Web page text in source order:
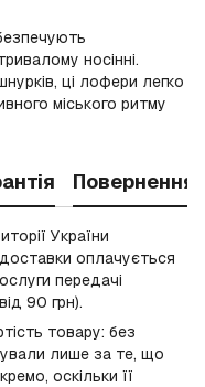
носінні.
ці лофери легко
міського ритму
Повернення
України
оплачується
передачі
90 грн).
товару: без
лише за те, що
оскільки її